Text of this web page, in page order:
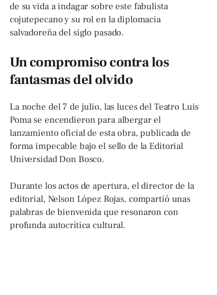
de su vida a indagar sobre este fabulista
cojutepecano y su rol en la diplomacia
salvadoreña del siglo pasado.
Un compromiso contra los
fantasmas del olvido
La noche del 7 de julio, las luces del Teatro Luis
Poma se encendieron para albergar el
lanzamiento oficial de esta obra, publicada de
forma impecable bajo el sello de la Editorial
Universidad Don Bosco.
Durante los actos de apertura, el director de la
editorial, Nelson López Rojas, compartió unas
palabras de bienvenida que resonaron con
profunda autocrítica cultural.